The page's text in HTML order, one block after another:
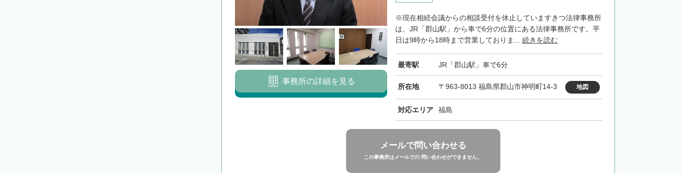
※現在相続会議からの相談受付を休止していますきつ法律事務所
は、JR「郡山駅」から車で6分の位置にある法律事務所です。平
日は9時から18時まで営業しておりま... 続きを読む
最寄駅 JR「郡山駅」車で6分
所在地 〒963-8013 福島県郡山市神明町14-3 地図
対応エリア 福島
事務所の詳細を見る
メールで問い合わせる
この事務所はメールでの 問い合わせができません。